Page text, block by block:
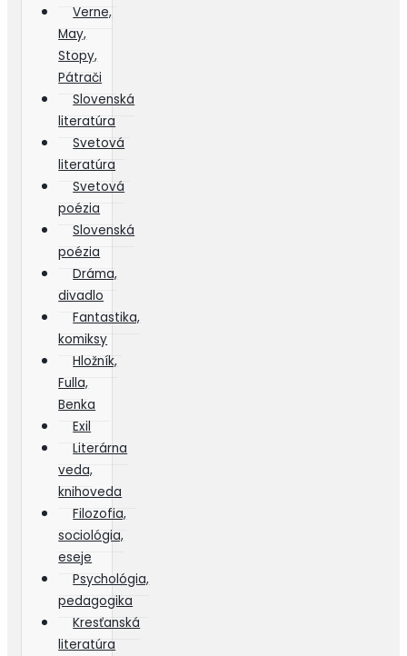
Verne,
May,
Stopy,
Pátrači
Slovenská
literatúra
Svetová
literatúra
Svetová
poézia
Slovenská
poézia
Dráma,
divadlo
Fantastika,
komiksy
Hložník,
Fulla,
Benka
Exil
Literárna
veda,
knihoveda
Filozofia,
sociológia,
eseje
Psychológia,
pedagogika
Kresťanská
literatúra